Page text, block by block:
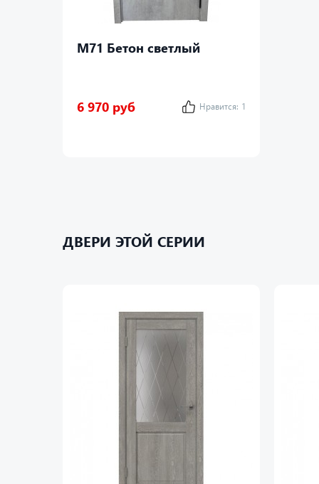
М71 Бетон светлый
6 970 руб Нравится: 1
ДВЕРИ ЭТОЙ СЕРИИ